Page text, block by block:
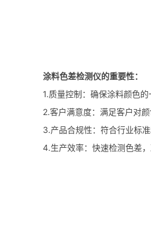
涂料色差检测仪的重要性：
1.质量控制：确保涂料颜色的
2.客户满意度：满足客户对颜
3.产品合规性：符合行业标准
4.生产效率：快速检测色差，